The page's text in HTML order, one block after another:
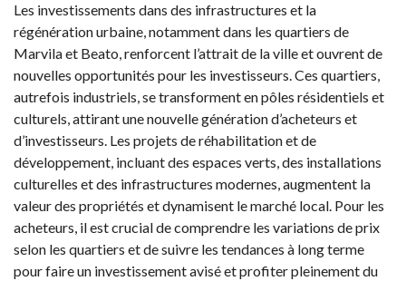
Les investissements dans des infrastructures et la
régénération urbaine, notamment dans les quartiers de
Marvila et Beato, renforcent l’attrait de la ville et ouvrent de
nouvelles opportunités pour les investisseurs. Ces quartiers,
autrefois industriels, se transforment en pôles résidentiels et
culturels, attirant une nouvelle génération d’acheteurs et
d’investisseurs. Les projets de réhabilitation et de
développement, incluant des espaces verts, des installations
culturelles et des infrastructures modernes, augmentent la
valeur des propriétés et dynamisent le marché local. Pour les
acheteurs, il est crucial de comprendre les variations de prix
selon les quartiers et de suivre les tendances à long terme
pour faire un investissement avisé et profiter pleinement du